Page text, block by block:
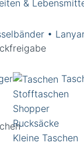
&
•
Stofftaschen
Shopper
Rucksäcke
Kleine Taschen